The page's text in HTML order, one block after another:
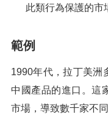
此類行為保護的市
範例
1990年代，拉丁美洲
中國產品的進口。這
市場，導致數千家不